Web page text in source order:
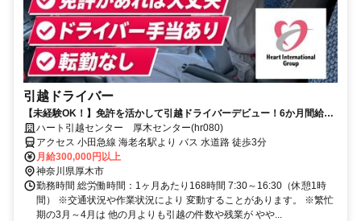
引越ドライバー
【未経験OK！】免許を活かして引越ドライバーデビュー！6か月間給与
保証で安心！その後、正社員登用あり
ハート引越センター 厚木センター(hr080)
アクセス 小田急線 海老名駅より バス 水道路 徒歩3分
月給300,000円以上
神奈川県厚木市
勤務時間 総労働時間：1ヶ月あたり168時間 7:30～16:30（休憩1時
間） ※交通状況や作業状況により 変動することがあります。 ※繁忙
期の3月～4月は 他の月よりも引越の件数や残業が やや...